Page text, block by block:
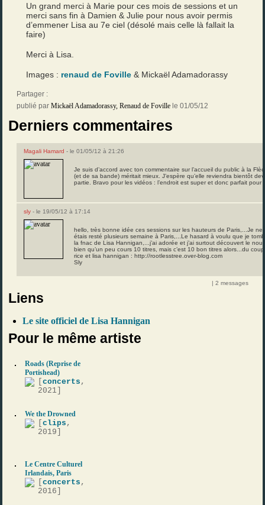
Un grand merci à Marie pour ces mois de sessions et un
merci sans fin à Damien & Julie pour nous avoir permis
d’emmener Lisa au 7e ciel (désolé mais celle là fallait la
faire)
Merci à Lisa.
Images : renaud de Foville & Mickaël Adamadorassy
Partager :
publié par Mickaël Adamadorassy,Renaud de Foville le 01/05/12
Derniers commentaires
Magali Hamard - le 01/05/12 à 21:26
Je suis d’accord avec ton commentaire sur l’accueil du public à la
(et de sa bande) méritait mieux. J’espère qu’elle reviendra bientôt
partie. Bravo pour les vidéos : l’endroit est super et donc parfait pour
sly - le 19/05/12 à 17:14
hello, très bonne idée ces sessions sur les hauteurs de Paris,...Je
étais resté plusieurs semaine à Paris,...Le hasard à voulu que je
la fnac de Lisa Hannigan,...j’ai adorée et j’ai surtout découvert le
bien qu’un peu cours 10 titres, mais c’est 10 bon titres alors...du
rice et lisa hannigan :http://rootlesstree.over-blog.com
Sly
| 2 messages
Liens
Le site officiel de Lisa Hannigan
Pour le même artiste
Roads (Reprise de
Portishead)
[concerts ,
2021]
We the Drowned
[clips ,
2019]
Le Centre Culturel
Irlandais, Paris
[concerts ,
2016]